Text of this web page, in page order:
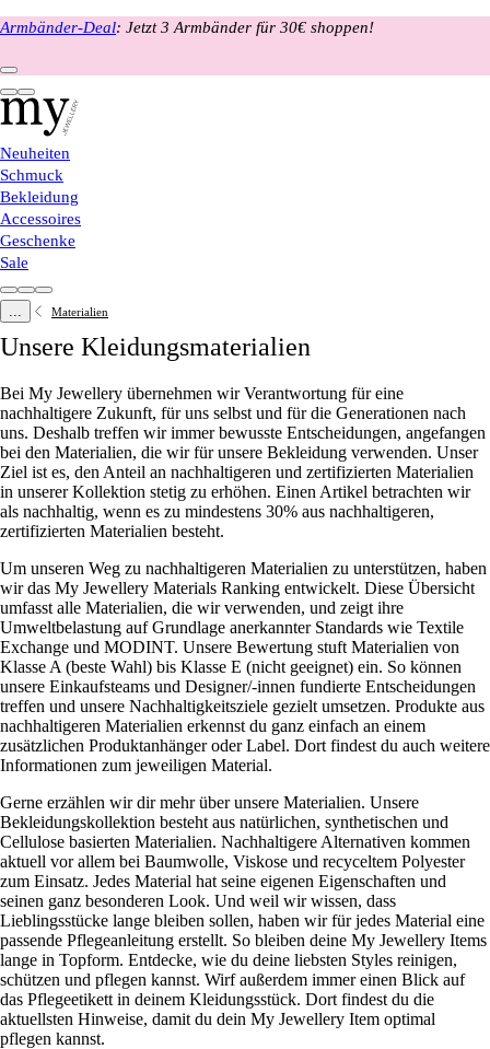
Armbänder-Deal: Jetzt 3 Armbänder für 30€ shoppen!
Neuheiten
Schmuck
Bekleidung
Accessoires
Geschenke
Sale
... Materialien
Unsere Kleidungs­materialien
Bei My Jewellery übernehmen wir Verantwortung für eine
nachhaltigere Zukunft, für uns selbst und für die Generationen nach
uns. Deshalb treffen wir immer bewusste Entscheidungen, angefangen
bei den Materialien, die wir für unsere Bekleidung verwenden. Unser
Ziel ist es, den Anteil an nachhaltigeren und zertifizierten Materialien
in unserer Kollektion stetig zu erhöhen. Einen Artikel betrachten wir
als nachhaltig, wenn es zu mindestens 30% aus nachhaltigeren,
zertifizierten Materialien besteht.
Um unseren Weg zu nachhaltigeren Materialien zu unterstützen, haben
wir das My Jewellery Materials Ranking entwickelt. Diese Übersicht
umfasst alle Materialien, die wir verwenden, und zeigt ihre
Umweltbelastung auf Grundlage anerkannter Standards wie Textile
Exchange und MODINT. Unsere Bewertung stuft Materialien von
Klasse A (beste Wahl) bis Klasse E (nicht geeignet) ein. So können
unsere Einkaufsteams und Designer/-innen fundierte Entscheidungen
treffen und unsere Nachhaltigkeitsziele gezielt umsetzen. Produkte aus
nachhaltigeren Materialien erkennst du ganz einfach an einem
zusätzlichen Produktanhänger oder Label. Dort findest du auch weitere
Informationen zum jeweiligen Material.
Gerne erzählen wir dir mehr über unsere Materialien. Unsere
Bekleidungskollektion besteht aus natürlichen, synthetischen und
Cellulose basierten Materialien. Nachhaltigere Alternativen kommen
aktuell vor allem bei Baumwolle, Viskose und recyceltem Polyester
zum Einsatz. Jedes Material hat seine eigenen Eigenschaften und
seinen ganz besonderen Look. Und weil wir wissen, dass
Lieblingsstücke lange bleiben sollen, haben wir für jedes Material eine
passende Pflegeanleitung erstellt. So bleiben deine My Jewellery Items
lange in Topform. Entdecke, wie du deine liebsten Styles reinigen,
schützen und pflegen kannst. Wirf außerdem immer einen Blick auf
das Pflegeetikett in deinem Kleidungsstück. Dort findest du die
aktuellsten Hinweise, damit du dein My Jewellery Item optimal
pflegen kannst.